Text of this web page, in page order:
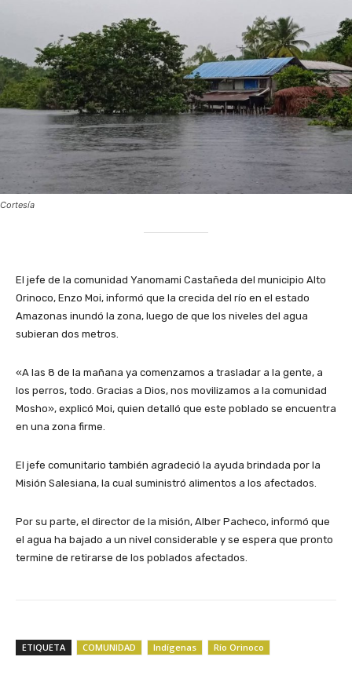
Cortesía
​El jefe de la comunidad Yanomami Castañeda del municipio Alto
Orinoco, Enzo Moi, informó que la crecida del río en el estado
Amazonas inundó la zona, luego de que los niveles del agua
subieran dos metros.
«A las 8 de la mañana ya comenzamos a trasladar a la gente, a
los perros, todo. Gracias a Dios, nos movilizamos a la comunidad
Mosho», explicó Moi, quien detalló que este poblado se encuentra
en una zona firme.
El jefe comunitario también agradeció la ayuda brindada por la
Misión Salesiana, la cual suministró alimentos a los afectados.
​Por su parte, el director de la misión, Alber Pacheco, informó que
el agua ha bajado a un nivel considerable y se espera que pronto
termine de retirarse de los poblados afectados.
ETIQUETA COMUNIDAD Indígenas Río Orinoco